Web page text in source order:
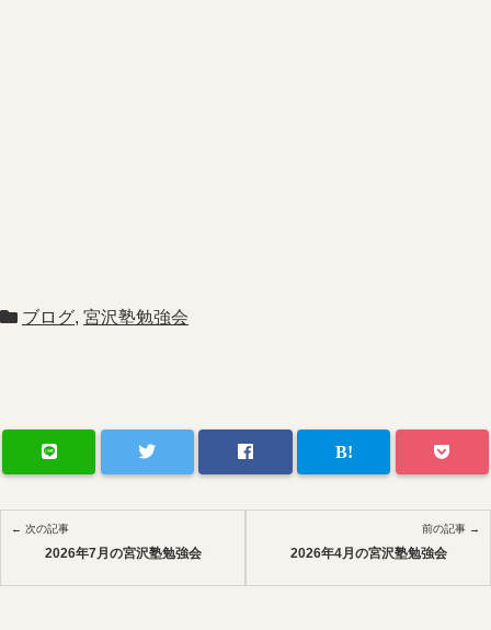
ブログ, 宮沢塾勉強会
← 次の記事
2026年7月の宮沢塾勉強会
前の記事 →
2026年4月の宮沢塾勉強会